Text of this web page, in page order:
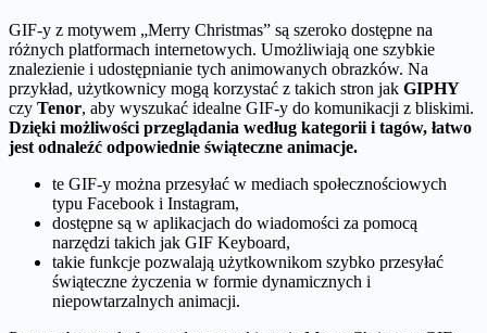
GIF-y z motywem „Merry Christmas” są szeroko dostępne na
różnych platformach internetowych. Umożliwiają one szybkie
znalezienie i udostępnianie tych animowanych obrazków. Na
przykład, użytkownicy mogą korzystać z takich stron jak GIPHY
czy Tenor, aby wyszukać idealne GIF-y do komunikacji z bliskimi.
Dzięki możliwości przeglądania według kategorii i tagów, łatwo
jest odnaleźć odpowiednie świąteczne animacje.
te GIF-y można przesyłać w mediach społecznościowych
typu Facebook i Instagram,
dostępne są w aplikacjach do wiadomości za pomocą
narzędzi takich jak GIF Keyboard,
takie funkcje pozwalają użytkownikom szybko przesyłać
świąteczne życzenia w formie dynamicznych i
niepowtarzalnych animacji.